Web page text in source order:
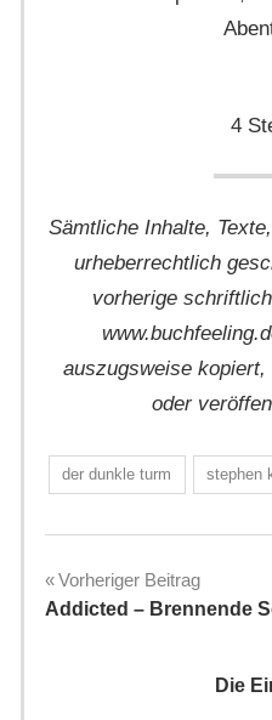
4
Sämtliche Inhalte,
urheberrechtlich
vorherige
auszugsweise
oder
der dunkle turm stephen
Vorheriger Beitrag
Addicted – Brennende
Die